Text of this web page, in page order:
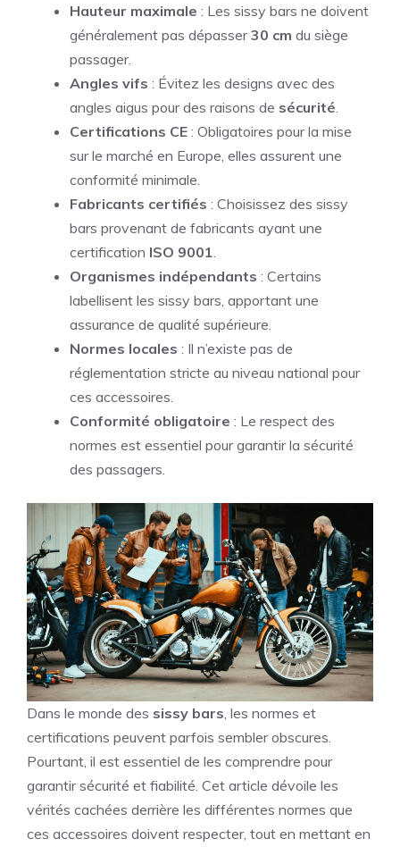
Hauteur maximale : Les sissy bars ne doivent
généralement pas dépasser30 cm du siège
passager.
Angles vifs : Évitez les designs avec des
angles aigus pour des raisons de sécurité
Certifications CE : Obligatoires pour la mise
sur le marché en Europe, elles assurent une
conformité minimale.
Fabricants certifiés : Choisissez des sissy
bars provenant de fabricants ayant une
certification ISO 9001
Organismes indépendants : Certains
labellisent les sissy bars, apportant une
assurance de qualité supérieure.
Normes locales : Il n’existe pas de
réglementation stricte au niveau national pour
ces accessoires.
Conformité obligatoire : Le respect des
normes est essentiel pour garantir la sécurité
des passagers.
Dans le monde des sissy bars , les normes et
certifications peuvent parfois sembler obscures.
Pourtant, il est essentiel de les comprendre pour
garantir sécurité et fiabilité. Cet article dévoile les
vérités cachées derrière les différentes normes que
ces accessoires doivent respecter, tout en mettant en